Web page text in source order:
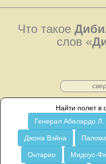
Что такое
слов «
Найти полет в
Генерал Абелардо Л.
Джона Вэйна
Онтарио Мидоус-